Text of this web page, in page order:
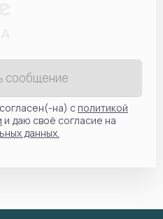
сообщение
на) сполитикой
и даю своё согласие на
данных.